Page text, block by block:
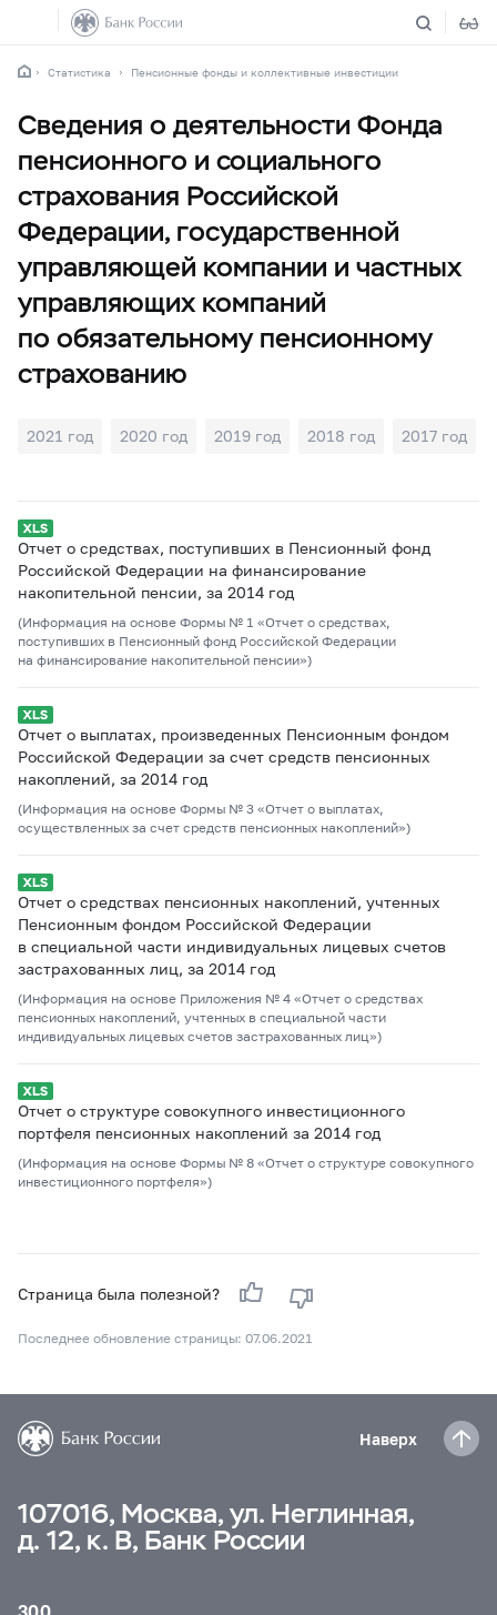
Статистика Пенсионные фонды и коллективные инвестиции
Сведения о деятельности Фонда
пенсионного и социального
страхования Российской
Федерации, государственной
управляющей компании и частных
управляющих компаний
по обязательному пенсионному
страхованию
2021 год 2020 год 2019 год 2018 год 2017 год
Отчет о средствах, поступивших в Пенсионный фонд
Российской Федерации на финансирование
накопительной пенсии, за 2014 год
(Информация на основе Формы № 1 «Отчет о средствах,
поступивших в Пенсионный фонд Российской Федерации
на финансирование накопительной пенсии»)
Отчет о выплатах, произведенных Пенсионным фондом
Российской Федерации за счет средств пенсионных
накоплений, за 2014 год
(Информация на основе Формы № 3 «Отчет о выплатах,
осуществленных за счет средств пенсионных накоплений»)
Отчет о средствах пенсионных накоплений, учтенных
Пенсионным фондом Российской Федерации
в специальной части индивидуальных лицевых счетов
застрахованных лиц, за 2014 год
(Информация на основе Приложения № 4 «Отчет о средствах
пенсионных накоплений, учтенных в специальной части
индивидуальных лицевых счетов застрахованных лиц»)
Отчет о структуре совокупного инвестиционного
портфеля пенсионных накоплений за 2014 год
(Информация на основе Формы № 8 «Отчет о структуре совокупного
инвестиционного портфеля»)
Страница была полезной?
Последнее обновление страницы: 07.06.2021
Наверх
107016, Москва, ул. Неглинная,
д. 12, к. В, Банк России